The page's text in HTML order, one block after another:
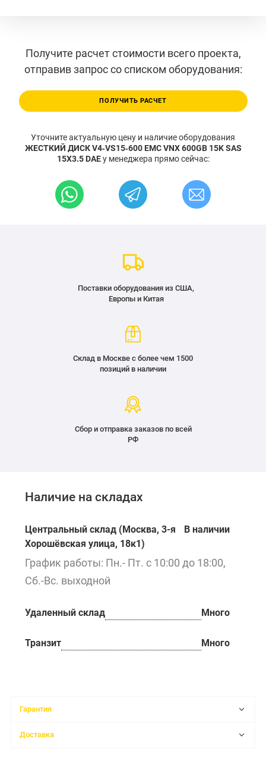
Получите расчет стоимости всего проекта,
отправив запрос со списком оборудования:
ПОЛУЧИТЬ РАСЧЕТ
Уточните актуальную цену и наличие оборудования
ЖЕСТКИЙ ДИСК V4‐VS15‐600 EMC VNX 600GB 15K SAS
15X3.5 DAEу менеджера прямо сейчас:
Поставки оборудования из США,
Европы и Китая
Склад в Москве с более чем 1500
позиций в наличии
Сбор и отправка заказов по всей
РФ
Наличие на складах
Центральный склад (Москва, 3-я
Хорошёвская улица, 18к1)
В наличии
График работы: Пн.- Пт. с 10:00 до 18:00,
Сб.-Вс. выходной
Удаленный склад Много
Транзит Много
Гарантия
Доставка